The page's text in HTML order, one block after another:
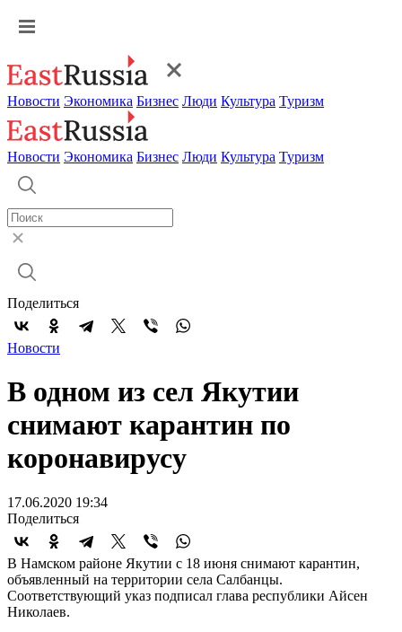
Новости Экономика Бизнес Люди Культура Туризм
Новости Экономика Бизнес Люди Культура Туризм
Поделиться
Новости
В одном из сел Якутии
снимают карантин по
коронавирусу
17.06.2020 19:34
Поделиться
В Намском районе Якутии с 18 июня снимают карантин,
объявленный на территории села Салбанцы.
Соответствующий указ подписал глава республики Айсен
Николаев.